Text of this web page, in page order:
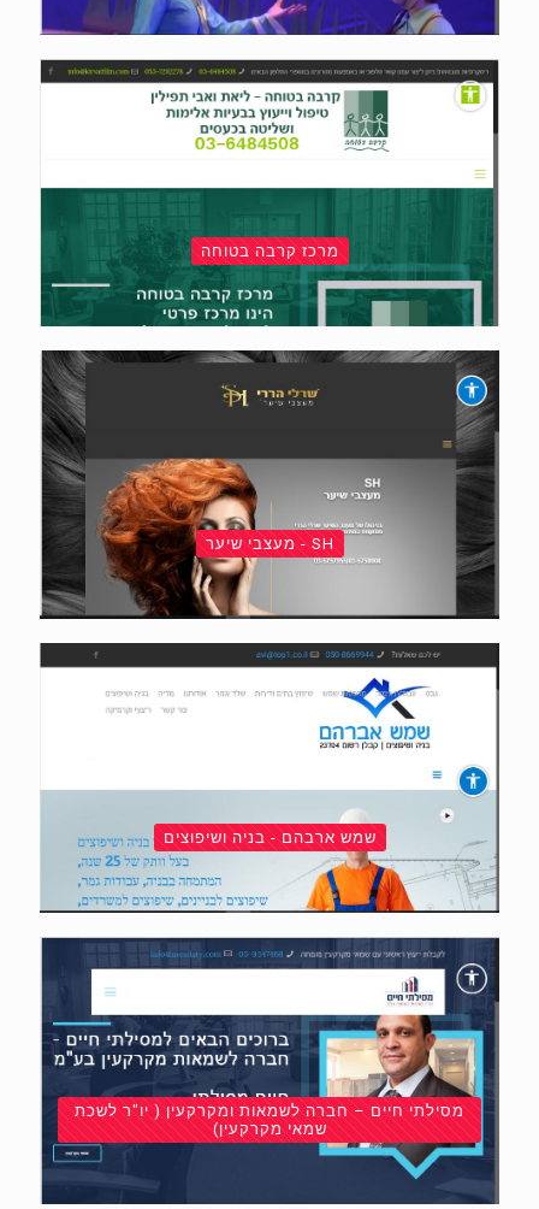
מרכז קרבה בטוחה
SH - מעצבי שיער
שמש ארבהם - בניה ושיפוצים
מסילתי חיים – חברה לשמאות ומקרקעין ( יו"ר לשכת
שמאי מקרקעין)